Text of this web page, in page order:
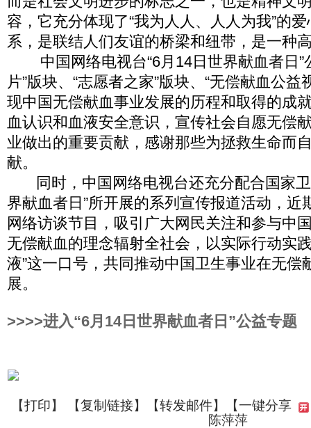
容，它充分体现了“我为人人、人人为我”的
系，是联结人们友谊的桥梁和纽带，是一种
中国网络电视台“6月14日世界献血者日”
片”版块、“志愿者之家”版块、“无偿献血公益
现中国无偿献血事业发展的历程和取得的成
血认识和血液安全意识，宣传社会自愿无偿
业做出的重要贡献，感谢那些为拯救生命而
献。
同时，中国网络电视台还充分配合国家卫
界献血者日”所开展的系列宣传报道活动，近
网络访谈节目，吸引广大网民关注和参与中
无偿献血的理念辐射全社会，以实际行动实
液”这一口号，共同推动中国卫生事业在无偿
展。
>>>>进入“6月14日世界献血者日”公益专题
【打印】 【复制链接】【转发邮件】【一键分享
陈萍萍